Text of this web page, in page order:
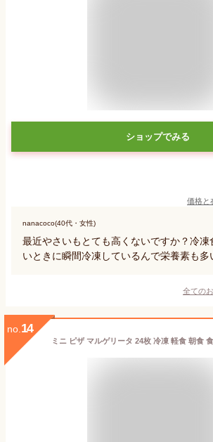
ショップでみる
価格と
nanacoco(40代・女性)
最近やさいもとても高くないですか？冷凍
いときに瞬間冷凍しているんで栄養素も多
全ての
no. 14